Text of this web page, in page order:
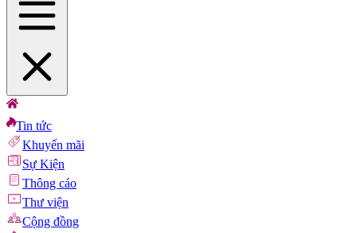
Tin tức
Khuyến mãi
Sự Kiện
Thông cáo
Thư viện
Cộng đồng